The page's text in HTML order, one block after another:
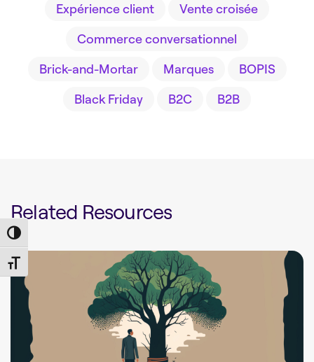
Toggle High Contrast
Toggle Font size
Expérience client
Vente croisée
Commerce conversationnel
Brick-and-Mortar
Marques
BOPIS
Black Friday
B2C B2B
Related Resources